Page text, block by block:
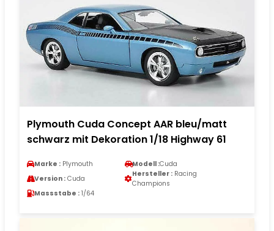
Plymouth Cuda Concept AAR bleu/matt
schwarz mit Dekoration 1/18 Highway 61
Marke : Plymouth Modell :Cuda
Version : Cuda
Hersteller : Racing
Champions
Massstabe : 1/64